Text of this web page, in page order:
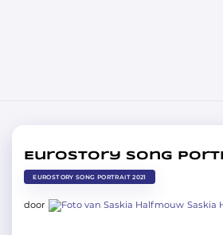
Eurostory Song
EUROSTORY SONG PORTRAIT 2021
door Saskia